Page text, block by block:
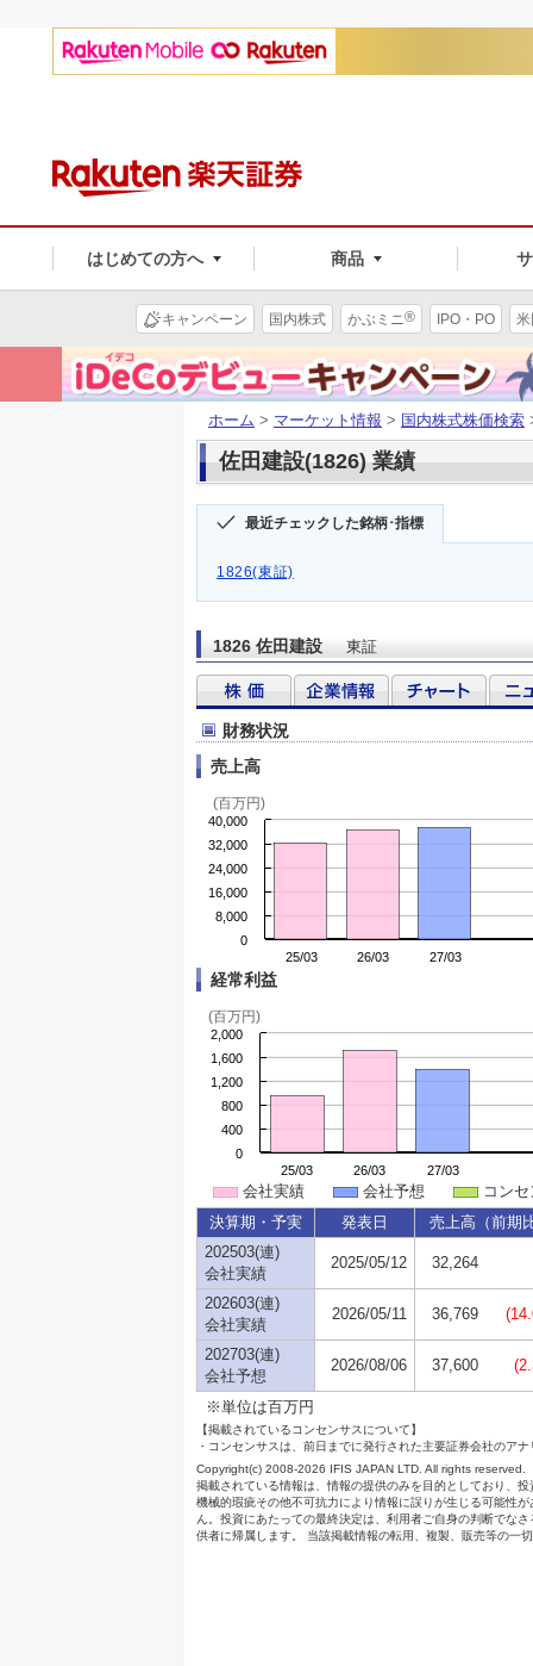
はじめての方へ 商品
キャンペーン 国内株式 かぶミニ® IPO・PO
ホーム > マーケット情報 > 国内株式株価検索
佐田建設(1826) 業績
最近チェックした銘柄･指標
1826(東証)
1826 佐田建設 東証